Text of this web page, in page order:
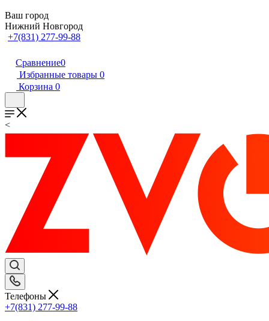
Ваш город
Нижний Новгород
+7(831) 277-99-88
Сравнение0
Избранные товары 0
Корзина 0
<
Телефоны
+7(831) 277-99-88